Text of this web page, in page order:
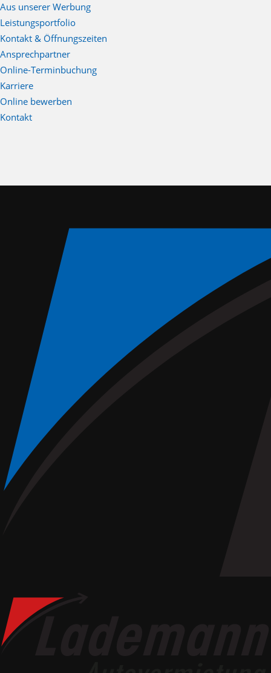
Aus unserer Werbung
Leistungsportfolio
Kontakt & Öffnungszeiten
Ansprechpartner
Online-Terminbuchung
Karriere
Online bewerben
Kontakt